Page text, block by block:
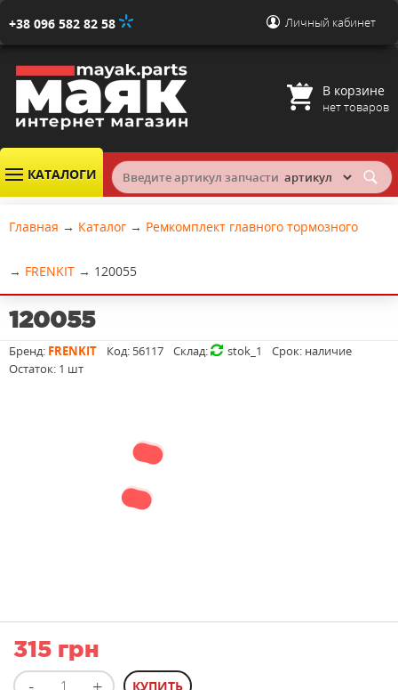
+38 096 582 82 58 Личный кабинет
В корзине
нет товаров
КАТАЛОГИ
Главная → Каталог → Ремкомплект главного тормозного
→ FRENKIT → 120055
120055
Бренд: FRENKIT Код: 56117 Склад: stok_1 Срок: наличие
Остаток: 1 шт
315 грн